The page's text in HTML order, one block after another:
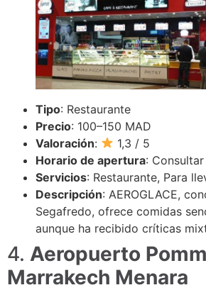
Tipo: Restaurante
Precio: 100–150 MAD
Valoración:
1,3 / 5
Horario de apertura:
Servicios: Restaurante, Para
Descripción: AEROGLACE,
Segafredo, ofrece comidas
aunque ha recibido críticas
4. Aeropuerto
Marrakech Menara